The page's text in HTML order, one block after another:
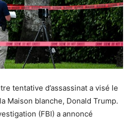
tentative d’assassinat a visé le
Maison blanche, Donald Trump.
(FBI) a annoncé